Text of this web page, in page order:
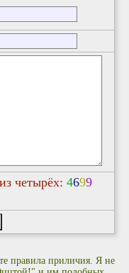
четырёх: 4699
правила приличия. Я не